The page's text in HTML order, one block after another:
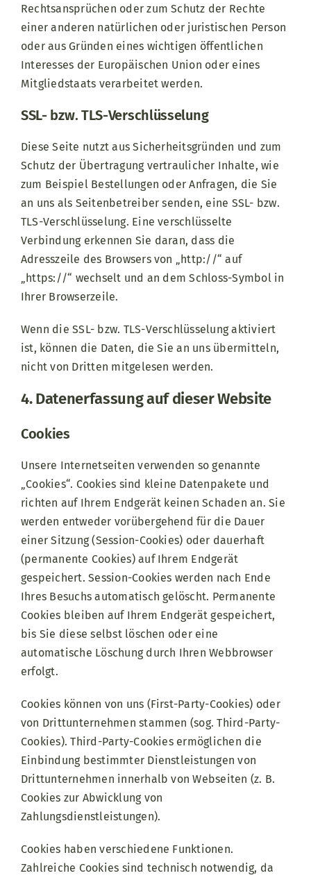
Rechtsansprüchen oder zum Schutz der Rechte
einer anderen natürlichen oder juristischen Person
oder aus Gründen eines wichtigen öffentlichen
Interesses der Europäischen Union oder eines
Mitgliedstaats verarbeitet werden.
SSL- bzw. TLS-Verschlüsselung
Diese Seite nutzt aus Sicherheitsgründen und zum
Schutz der Übertragung vertraulicher Inhalte, wie
zum Beispiel Bestellungen oder Anfragen, die Sie
an uns als Seitenbetreiber senden, eine SSL- bzw.
TLS-Verschlüsselung. Eine verschlüsselte
Verbindung erkennen Sie daran, dass die
Adresszeile des Browsers von „http://“ auf
„https://“ wechselt und an dem Schloss-Symbol in
Ihrer Browserzeile.
Wenn die SSL- bzw. TLS-Verschlüsselung aktiviert
ist, können die Daten, die Sie an uns übermitteln,
nicht von Dritten mitgelesen werden.
4. Datenerfassung auf dieser Website
Cookies
Unsere Internetseiten verwenden so genannte
„Cookies“. Cookies sind kleine Datenpakete und
richten auf Ihrem Endgerät keinen Schaden an. Sie
werden entweder vorübergehend für die Dauer
einer Sitzung (Session-Cookies) oder dauerhaft
(permanente Cookies) auf Ihrem Endgerät
gespeichert. Session-Cookies werden nach Ende
Ihres Besuchs automatisch gelöscht. Permanente
Cookies bleiben auf Ihrem Endgerät gespeichert,
bis Sie diese selbst löschen oder eine
automatische Löschung durch Ihren Webbrowser
erfolgt.
Cookies können von uns (First-Party-Cookies) oder
von Drittunternehmen stammen (sog. Third-Party-
Cookies). Third-Party-Cookies ermöglichen die
Einbindung bestimmter Dienstleistungen von
Drittunternehmen innerhalb von Webseiten (z. B.
Cookies zur Abwicklung von
Zahlungsdienstleistungen).
Cookies haben verschiedene Funktionen.
Zahlreiche Cookies sind technisch notwendig, da